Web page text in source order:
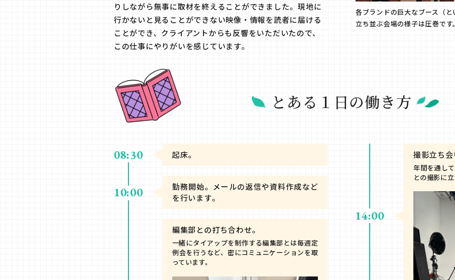
りしながら無事に取材を終えることができました。現地に
行かないと見ることができない映像・情報を読者に届ける
ことができ、クライアントからも反響をいただいたので、
この仕事にやりがいを感じています。
各ブランドの巨大なブース（
立ち並ぶ会場の様子は圧巻です
とある１日の働き方
08:30 起床。
10:00
勤務開始。メールの返信や資料作成など
を行います。
編集部との打ち合わせ。
一緒にタイアップを制作する編集部とは毎週定
例会を行うなど、密にコミュニケーションを取
っています。
14:00
撮影立ち
年間を通し
との撮影に